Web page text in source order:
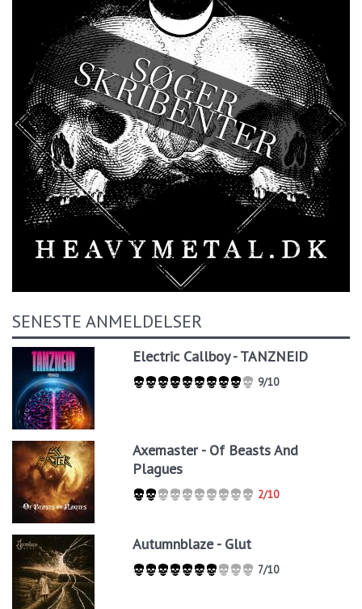
SENESTE ANMELDELSER
Electric Callboy - TANZNEID
9/10
Axemaster - Of Beasts And
Plagues
2/10
Autumnblaze - Glut
7/10